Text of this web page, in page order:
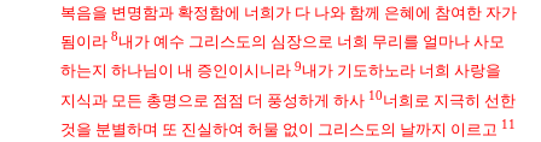
복음을 변명함과 확정함에 너희가 다 나와 함께 은혜에 참여한 자가
됨이라 8내가 예수 그리스도의 심장으로 너희 무리를 얼마나 사모
하는지 하나님이 내 증인이시니라 9내가 기도하노라 너희 사랑을
지식과 모든 총명으로 점점 더 풍성하게 하사 10너희로 지극히 선한
것을 분별하며 또 진실하여 허물 없이 그리스도의 날까지 이르고 11